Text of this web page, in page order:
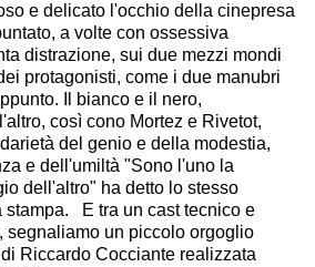
e delicato l'occhio della cinepresa
a volte con ossessiva
distrazione, sui due mezzi mondi
protagonisti, come i due manubri
Il bianco e il nero,
così cono Mortez e Rivetot,
del genio e della modestia,
e dell'umiltà "Sono l'uno la
dell'altro" ha detto lo stesso
stampa. E tra un cast tecnico e
segnaliamo un piccolo orgoglio
Riccardo Cocciante realizzata